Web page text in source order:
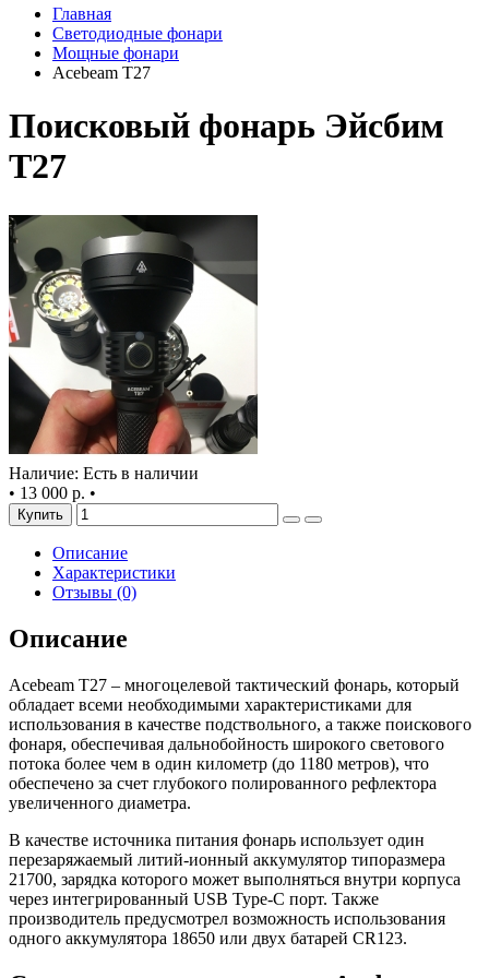
Главная
Светодиодные фонари
Мощные фонари
Acebeam T27
Поисковый фонарь Эйсбим
Т27
Наличие: Есть в наличии
• 13 000 р. •
Купить
Описание
Характеристики
Отзывы (0)
Описание
Acebeam T27 – многоцелевой тактический фонарь, который
обладает всеми необходимыми характеристиками для
использования в качестве подствольного, а также поискового
фонаря, обеспечивая дальнобойность широкого светового
потока более чем в один километр (до 1180 метров), что
обеспечено за счет глубокого полированного рефлектора
увеличенного диаметра.
В качестве источника питания фонарь использует один
перезаряжаемый литий-ионный аккумулятор типоразмера
21700, зарядка которого может выполняться внутри корпуса
через интегрированный USB Type-C порт. Также
производитель предусмотрел возможность использования
одного аккумулятора 18650 или двух батарей CR123.